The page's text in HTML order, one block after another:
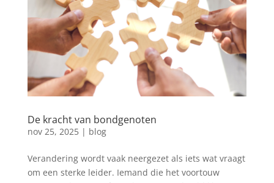
De kracht van bondgenoten
nov 25, 2025| blog
Verandering wordt vaak neergezet als iets wat vraagt
om een sterke leider. Iemand die het voortouw